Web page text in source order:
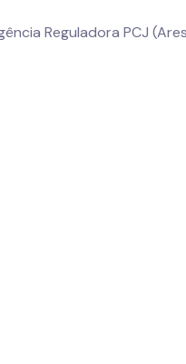
Reguladora PCJ